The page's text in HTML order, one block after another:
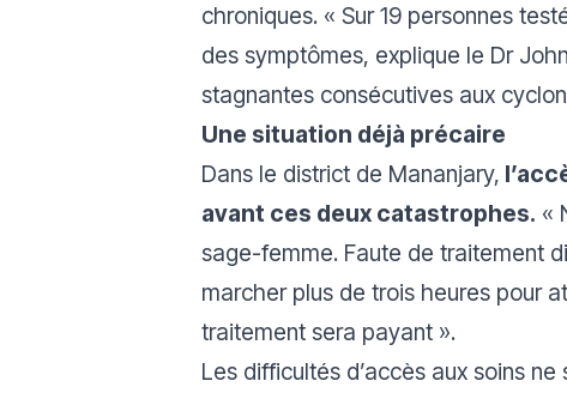
chroniques. « Sur 19 personnes
des symptômes, explique le Dr
stagnantes consécutives aux
Une situation déjà précaire
Dans le district de Mananjary,
avant ces deux catastrophes. «
sage-femme. Faute de traitement
marcher plus de trois heures pour
traitement sera payant ».
Les difficultés d’accès aux soins